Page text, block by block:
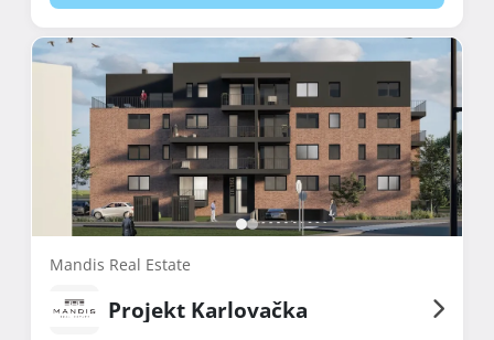
Mandis Real Estate
Projekt Karlovačka